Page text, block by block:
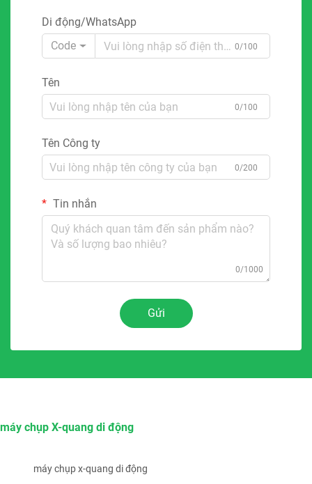
Di động/WhatsApp
Code
0/100
Tên
0/100
Tên Công ty
0/200
Tin nhắn
0/1000
Gửi
máy chụp X-quang di động
máy chụp x-quang di động